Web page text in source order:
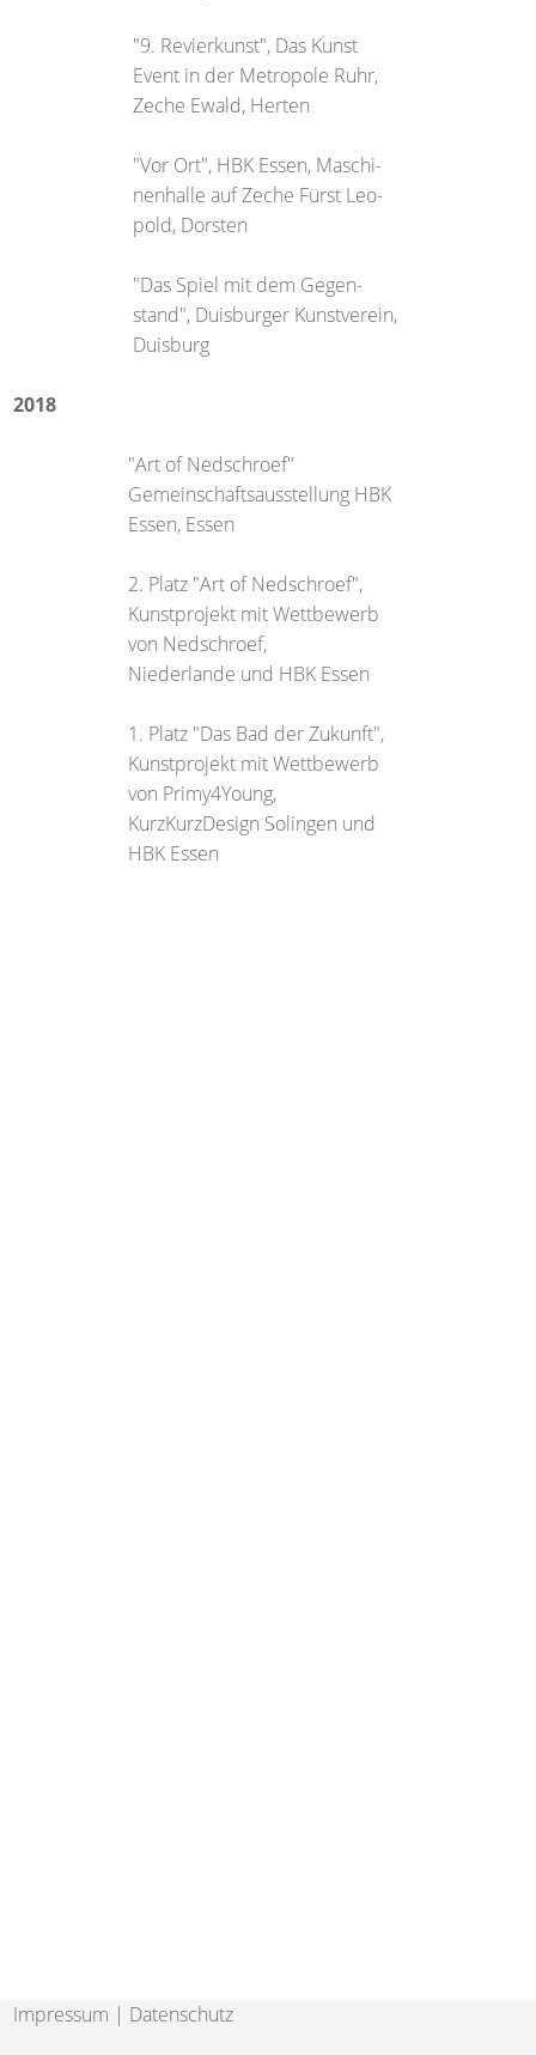
"9. Revierkunst", Das Kunst
Event in der Metropole Ruhr,
Zeche Ewald, Herten
"Vor Ort", HBK Essen, Maschi-
nenhalle auf Zeche Fürst Leo-
pold, Dorsten
"Das Spiel mit dem Gegen-
stand", Duisburger Kunstverein,
Duisburg
2018
"Art of Nedschroef"
Gemeinschaftsausstellung HBK
Essen, Essen
2. Platz "Art of Nedschroef",
Kunstprojekt mit Wettbewerb
von Nedschroef,
Niederlande und HBK Essen
1. Platz "Das Bad der Zukunft",
Kunstprojekt mit Wettbewerb
von Primy4Young,
KurzKurzDesign Solingen und
HBK Essen
Impressum | Datenschutz